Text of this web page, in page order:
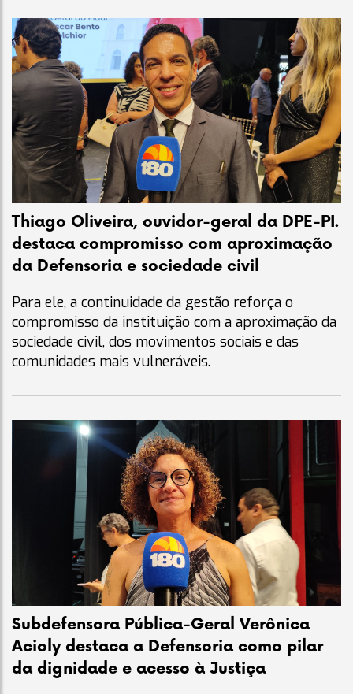
Thiago Oliveira, ouvidor-geral da DPE-PI.
destaca compromisso com aproximação
da Defensoria e sociedade civil
Para ele, a continuidade da gestão reforça o
compromisso da instituição com a aproximação da
sociedade civil, dos movimentos sociais e das
comunidades mais vulneráveis.
Subdefensora Pública-Geral Verônica
Acioly destaca a Defensoria como pilar
da dignidade e acesso à Justiça